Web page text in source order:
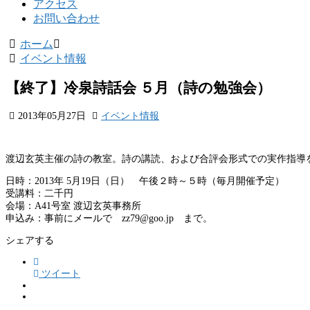
アクセス
お問い合わせ
ホーム
イベント情報
【終了】冷泉詩話会 ５月（詩の勉強会）
2013年05月27日 イベント情報
渡辺玄英主催の詩の教室。詩の講読、および合評会形式での実作指導
日時：2013年 5月19日（日） 午後２時～５時（毎月開催予定）
受講料：二千円
会場：A41号室 渡辺玄英事務所
申込み：事前にメールで zz79@goo.jp まで。
シェアする
ツイート